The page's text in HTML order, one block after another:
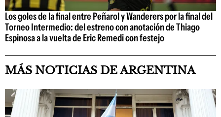
Los goles de la final entre Peñarol y Wanderers por la final del
Torneo Intermedio: del estreno con anotación de Thiago
Espinosa a la vuelta de Eric Remedi con festejo
MÁS NOTICIAS DE ARGENTINA